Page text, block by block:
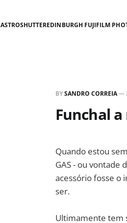
ASTROSHUTTEREDINBURGH FUJIFILM
BYSANDRO CORREIA—
Funchal
Quando estou
GAS - ou vontade
acessório fosse o
ser.
Ultimamente tem